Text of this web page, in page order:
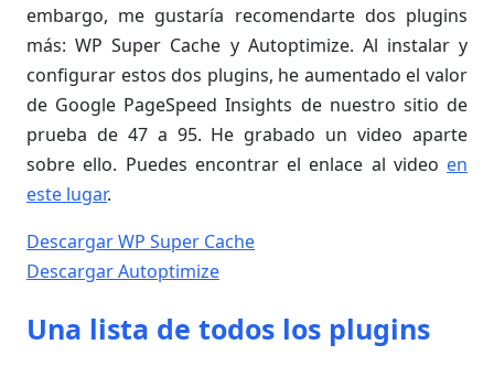
embargo, me gustaría recomendarte dos plugins
más: WP Super Cache y Autoptimize. Al instalar y
configurar estos dos plugins, he aumentado el valor
de Google PageSpeed Insights de nuestro sitio de
prueba de 47 a 95. He grabado un video aparte
sobre ello. Puedes encontrar el enlace al video en
este lugar.
Descargar WP Super Cache
Descargar Autoptimize
Una lista de todos los plugins